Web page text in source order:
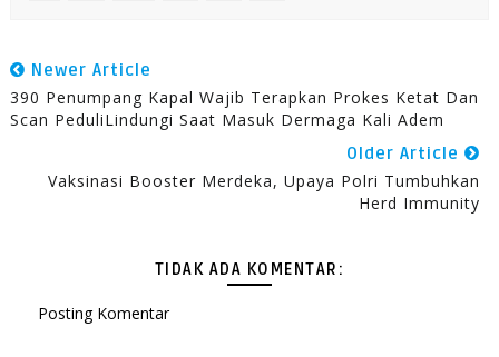
Newer Article
390 Penumpang Kapal Wajib Terapkan Prokes Ketat Dan
Scan PeduliLindungi Saat Masuk Dermaga Kali Adem
Older Article
Vaksinasi Booster Merdeka, Upaya Polri Tumbuhkan
Herd Immunity
TIDAK ADA KOMENTAR:
Posting Komentar